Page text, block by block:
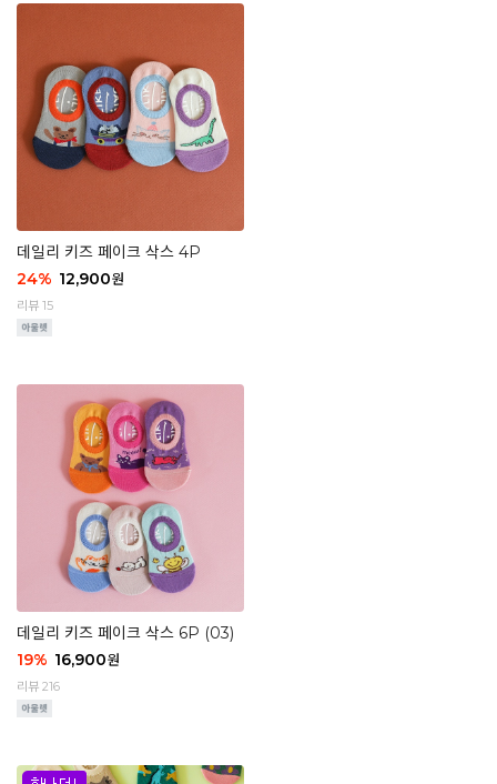
데일리 키즈 페이크 삭스 4P
24% 12,900원
리뷰 15
데일리 키즈 페이크 삭스 6P (03)
19% 16,900원
리뷰 216